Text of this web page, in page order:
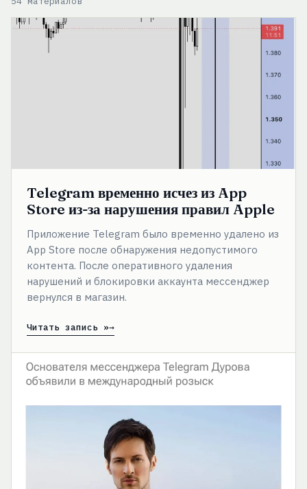
Telegram временно исчез из App
Store из-за нарушения правил Apple
Приложение Telegram было временно удалено из
App Store после обнаружения недопустимого
контента. После оперативного удаления
нарушений и блокировки аккаунта мессенджер
вернулся в магазин.
Telegram
временно
исчез
Читать запись »
объявила
Павла
Дурова
международный